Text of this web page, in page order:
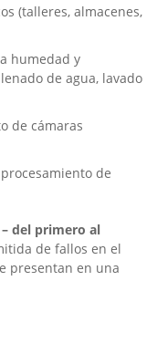
(talleres, almacenes,
humedad y
de agua, lavado
de cámaras
de
del primero al
de fallos en el
presentan en una